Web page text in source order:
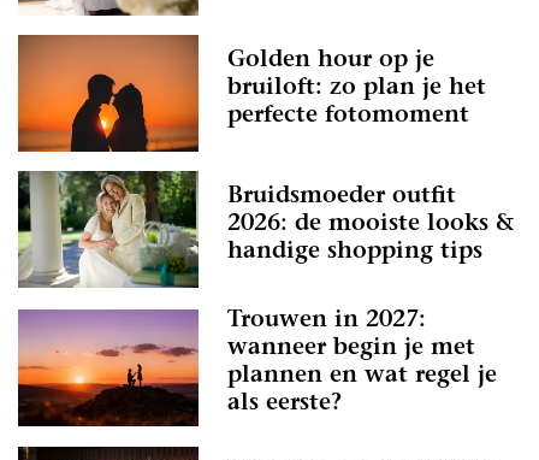
Golden hour op je
bruiloft: zo plan je het
perfecte fotomoment
Bruidsmoeder outfit
2026: de mooiste looks &
handige shopping tips
Trouwen in 2027:
wanneer begin je met
plannen en wat regel je
als eerste?